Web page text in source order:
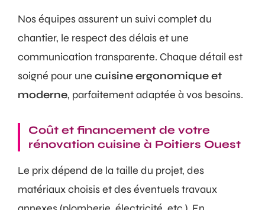
Nos équipes assurent un suivi complet du
chantier, le respect des délais et une
communication transparente. Chaque détail est
soigné pour une cuisine ergonomique et
moderne, parfaitement adaptée à vos besoins.
Coût et financement de votre
rénovation cuisine à Poitiers Ouest
Le prix dépend de la taille du projet, des
matériaux choisis et des éventuels travaux